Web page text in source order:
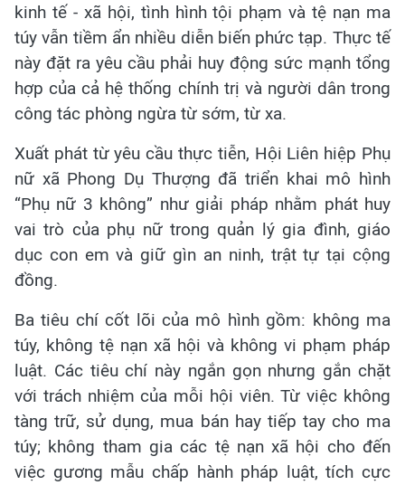
kinh tế - xã hội, tình hình tội phạm và tệ nạn ma
túy vẫn tiềm ẩn nhiều diễn biến phức tạp. Thực tế
này đặt ra yêu cầu phải huy động sức mạnh tổng
hợp của cả hệ thống chính trị và người dân trong
công tác phòng ngừa từ sớm, từ xa.
Xuất phát từ yêu cầu thực tiễn, Hội Liên hiệp Phụ
nữ xã Phong Dụ Thượng đã triển khai mô hình
“Phụ nữ 3 không” như giải pháp nhằm phát huy
vai trò của phụ nữ trong quản lý gia đình, giáo
dục con em và giữ gìn an ninh, trật tự tại cộng
đồng.
Ba tiêu chí cốt lõi của mô hình gồm: không ma
túy, không tệ nạn xã hội và không vi phạm pháp
luật. Các tiêu chí này ngắn gọn nhưng gắn chặt
với trách nhiệm của mỗi hội viên. Từ việc không
tàng trữ, sử dụng, mua bán hay tiếp tay cho ma
túy; không tham gia các tệ nạn xã hội cho đến
việc gương mẫu chấp hành pháp luật, tích cực